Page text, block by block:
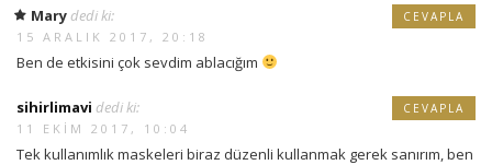
Mary dedi ki:
15 ARALIK 2017, 20:18
Ben de etkisini çok sevdim ablacığım
CEVAPLA
sihirlimavi dedi ki:
11 EKIM 2017, 10:04
Tek kullanımlık maskeleri biraz düzenli kullanmak gerek sanırım, ben
CEVAPLA